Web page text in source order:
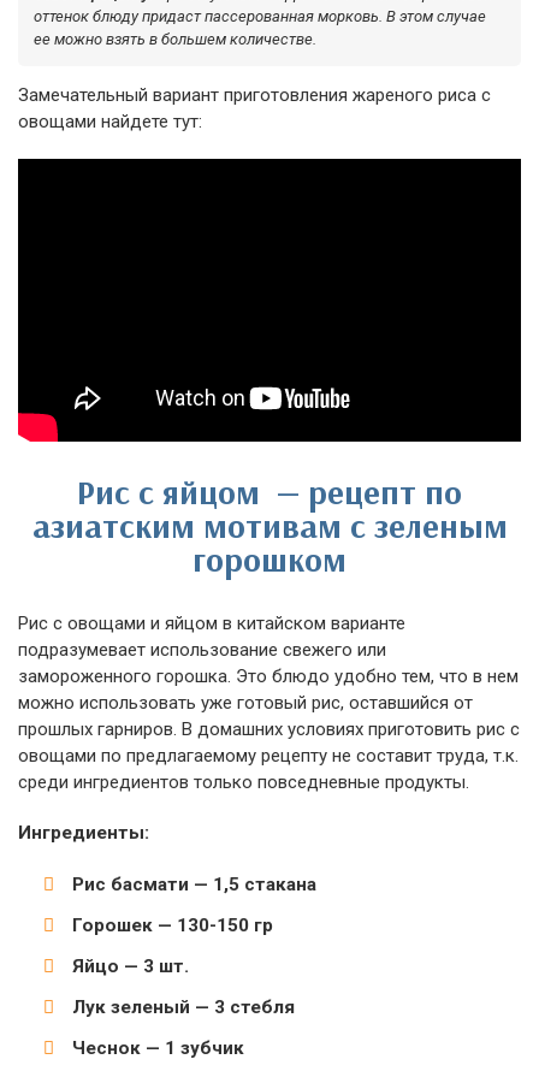
оттенок блюду придаст пассерованная морковь. В этом случае
ее можно взять в большем количестве.
Замечательный вариант приготовления жареного риса с
овощами найдете тут:
Рис с яйцом — рецепт по
азиатским мотивам с зеленым
горошком
Рис с овощами и яйцом в китайском варианте
подразумевает использование свежего или
замороженного горошка. Это блюдо удобно тем, что в нем
можно использовать уже готовый рис, оставшийся от
прошлых гарниров. В домашних условиях приготовить рис с
овощами по предлагаемому рецепту не составит труда, т.к.
среди ингредиентов только повседневные продукты.
Ингредиенты:
Рис басмати — 1,5 стакана
Горошек — 130-150 гр
Яйцо — 3 шт.
Лук зеленый — 3 стебля
Чеснок — 1 зубчик